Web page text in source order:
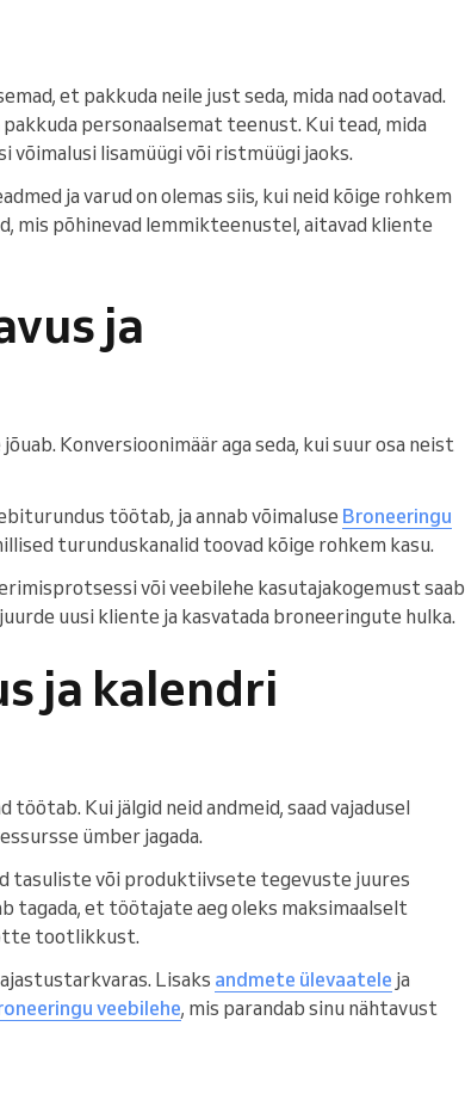
et pakkuda neile just seda, mida nad ootavad.
personaalsemat teenust. Kui tead, mida
võimalusi lisamüügi või ristmüügi jaoks.
ja varud on olemas siis, kui neid kõige rohkem
mis põhinevad lemmikteenustel, aitavad kliente
ja
Konversioonimäär aga seda, kui suur osa neist
töötab, ja annab võimaluse Broneeringu
turunduskanalid toovad kõige rohkem kasu.
või veebilehe kasutajakogemust saab
uusi kliente ja kasvatada broneeringute hulka.
ja kalendri
Kui jälgid neid andmeid, saad vajadusel
ümber jagada.
tasuliste või produktiivsete tegevuste juures
tagada, et töötajate aeg oleks maksimaalselt
tootlikkust.
Lisaks andmete ülevaatele ja
veebilehe, mis parandab sinu nähtavust